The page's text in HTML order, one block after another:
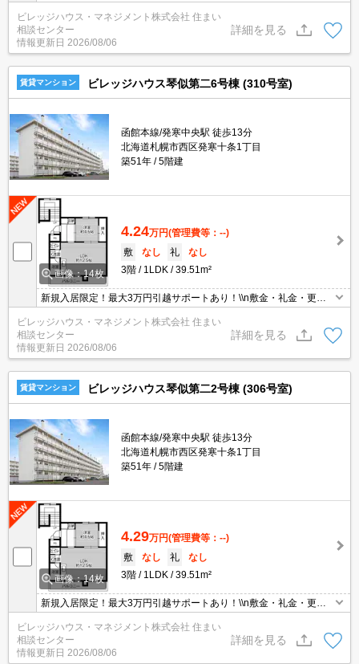
料・鍵交換手数料0円！※契約内容や審査の結果、敷金をお預かり
する場合がございます。
ビレッジハウス・マネジメント株式会社 住まい
相談センター
情報更新日 2026/08/06
詳細を見る
賃貸マンション ビレッジハウス琴似第二6号棟 (310号室)
函館本線/発寒中央駅 徒歩13分
北海道札幌市西区発寒十条1丁目
築51年
5階建
画像：14枚
4.24万円(管理費等：--)
敷
なし 礼
なし
3階
1LDK 39.51m²
新規入居限定！最大3万円引越サポートあり！\\n敷金・礼金・更新
料・鍵交換手数料0円！※契約内容や審査の結果、敷金をお預かり
する場合がございます。
ビレッジハウス・マネジメント株式会社 住まい
相談センター
情報更新日 2026/08/06
詳細を見る
賃貸マンション ビレッジハウス琴似第二2号棟 (306号室)
函館本線/発寒中央駅 徒歩13分
北海道札幌市西区発寒十条1丁目
築51年
5階建
画像：14枚
4.29万円(管理費等：--)
敷
なし 礼
なし
3階
1LDK 39.51m²
新規入居限定！最大3万円引越サポートあり！\\n敷金・礼金・更新
料・鍵交換手数料0円！※契約内容や審査の結果、敷金をお預かり
する場合がございます。
ビレッジハウス・マネジメント株式会社 住まい
相談センター
情報更新日 2026/08/06
詳細を見る